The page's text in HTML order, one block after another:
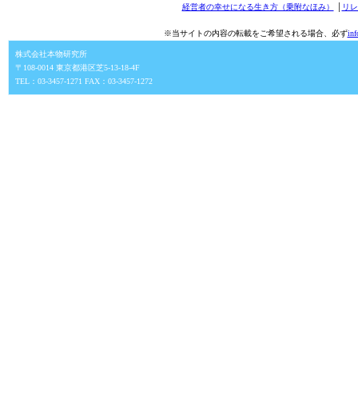
経営者の幸せになる生き方（乗附なほみ）
リ
※当サイトの内容の転載をご希望される場合、必ず
株式会社本物研究所
〒108-0014 東京都港区芝5-13-18-4F
TEL：03-3457-1271 FAX：03-3457-1272